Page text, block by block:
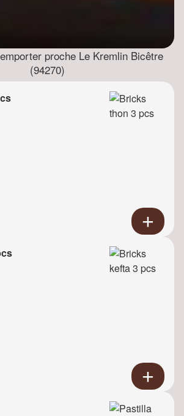
proche Le Kremlin Bicêtre
(94270)